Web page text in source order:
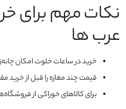
نکات مهم برای
عرب ها
خرید در ساعات خلوت امکان
قیمت چند مغازه را قبل از خرید
برای کالاهای خوراکی از